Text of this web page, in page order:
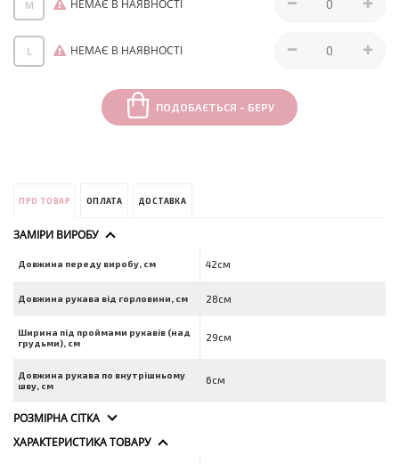
M НЕМАЄ В НАЯВНОСТІ
L НЕМАЄ В НАЯВНОСТІ
ПОДОБАЄТЬСЯ - БЕРУ
ПРО ТОВАР ОПЛАТА ДОСТАВКА
ЗАМІРИ ВИРОБУ
Довжина переду виробу, см 42см
Довжина рукава від горловини, см 28см
Ширина під проймами рукавів (над
грудьми), см
29см
Довжина рукава по внутрішньому
шву, см
6см
РОЗМІРНА СІТКА
ХАРАКТЕРИСТИКА ТОВАРУ